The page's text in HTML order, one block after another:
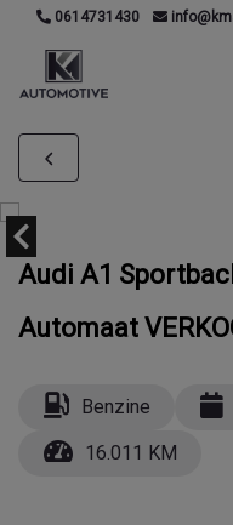
0614731430
Audi A1
Automaat
Benzine
16.011 KM